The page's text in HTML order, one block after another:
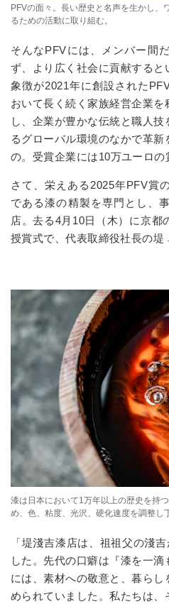
PFVの面々。長い歴史と名声を生かし、
るための活動に取り組む。
そんなPFVには、メンバー間
ず、より広く社会に貢献する
象徴が2021年に創設された
おいて長く続く家族経営企業
し、企業が豊かな伝統と職人
るグローバル環境のなかで革
の。受賞企業には10万ユーロの
さて、栄えある 2025年PFV賞
である漆の精製を専門とし、
店。去る4月 10日（木）に京都
授賞式で、代表取締役社長の堤
漆は日本において1万年以上の歴史を持
め、色、粘度、光沢、硬化速度を調整し
「堤淺吉漆店は、祖祖父の淺
した。先代の口癖は『漆を一
には、素材への敬意と、暮ら
められていました。私たちは